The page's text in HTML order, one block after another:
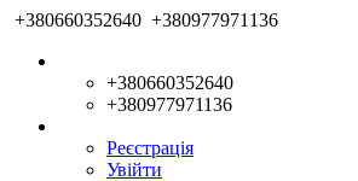
+380660352640 +380977971136
+380660352640
+380977971136
Реєстрація
Увійти